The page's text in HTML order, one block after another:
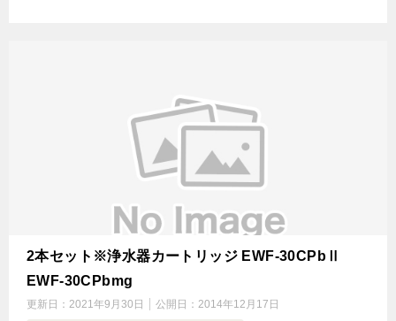
2本セット※浄水器カートリッジ EWF-30CPbⅡ
EWF-30CPbmg
更新日： 2021年9月30日 公開日： 2014年12月17日